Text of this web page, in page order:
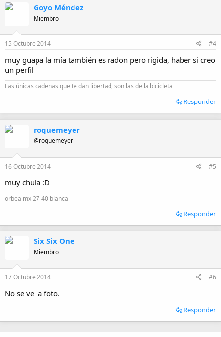
Goyo Méndez
Miembro
15 Octubre 2014 #4
muy guapa la mía también es radon pero rigida, haber si creo
un perfil
Las únicas cadenas que te dan libertad, son las de la bicicleta
Responder
roquemeyer
@roquemeyer
16 Octubre 2014 #5
muy chula :D
orbea mx 27-40 blanca
Responder
Six Six One
Miembro
17 Octubre 2014 #6
No se ve la foto.
Responder